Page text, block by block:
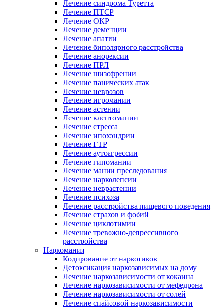
Лечение синдрома Туретта
Лечение ПТСР
Лечение ОКР
Лечение деменции
Лечение апатии
Лечение биполярного расстройства
Лечение анорексии
Лечение ПРЛ
Лечение шизофрении
Лечение панических атак
Лечение неврозов
Лечение игромании
Лечение астении
Лечение клептомании
Лечение стресса
Лечение ипохондрии
Лечение ГТР
Лечение аутоагрессии
Лечение гипомании
Лечение мании преследования
Лечение нарколепсии
Лечение неврастении
Лечение психоза
Лечение расстройства пищевого поведения
Лечение страхов и фобий
Лечение циклотимии
Лечение тревожно-депрессивного
расстройства
Наркомания
Кодирование от наркотиков
Детоксикация наркозависимых на дому
Лечение наркозависимости от кокаина
Лечение наркозависимости от мефедрона
Лечение наркозависимости от солей
Лечение спайсовой наркозависимости